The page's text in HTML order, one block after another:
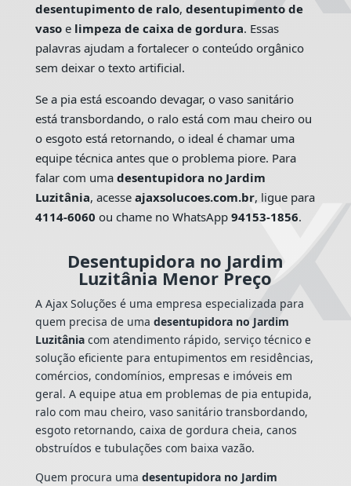
desentupimento de ralo, desentupimento de
vasoe limpeza de caixa de gordura. Essas
palavras ajudam a fortalecer o conteúdo orgânico
sem deixar o texto artificial.
Se a pia está escoando devagar, o vaso sanitário
está transbordando, o ralo está com mau cheiro ou
o esgoto está retornando, o ideal é chamar uma
equipe técnica antes que o problema piore. Para
falar com uma desentupidora no Jardim
Luzitânia, acesse ajaxsolucoes.com.br, ligue para
4114-6060 ou chame no WhatsApp 94153-1856.
Desentupidora no Jardim
Luzitânia Menor Preço
A Ajax Soluções é uma empresa especializada para
quem precisa de uma desentupidora no Jardim
Luzitâniacom atendimento rápido, serviço técnico e
solução eficiente para entupimentos em residências,
comércios, condomínios, empresas e imóveis em
geral. A equipe atua em problemas de pia entupida,
ralo com mau cheiro, vaso sanitário transbordando,
esgoto retornando, caixa de gordura cheia, canos
obstruídos e tubulações com baixa vazão.
Quem procura uma desentupidora no Jardim